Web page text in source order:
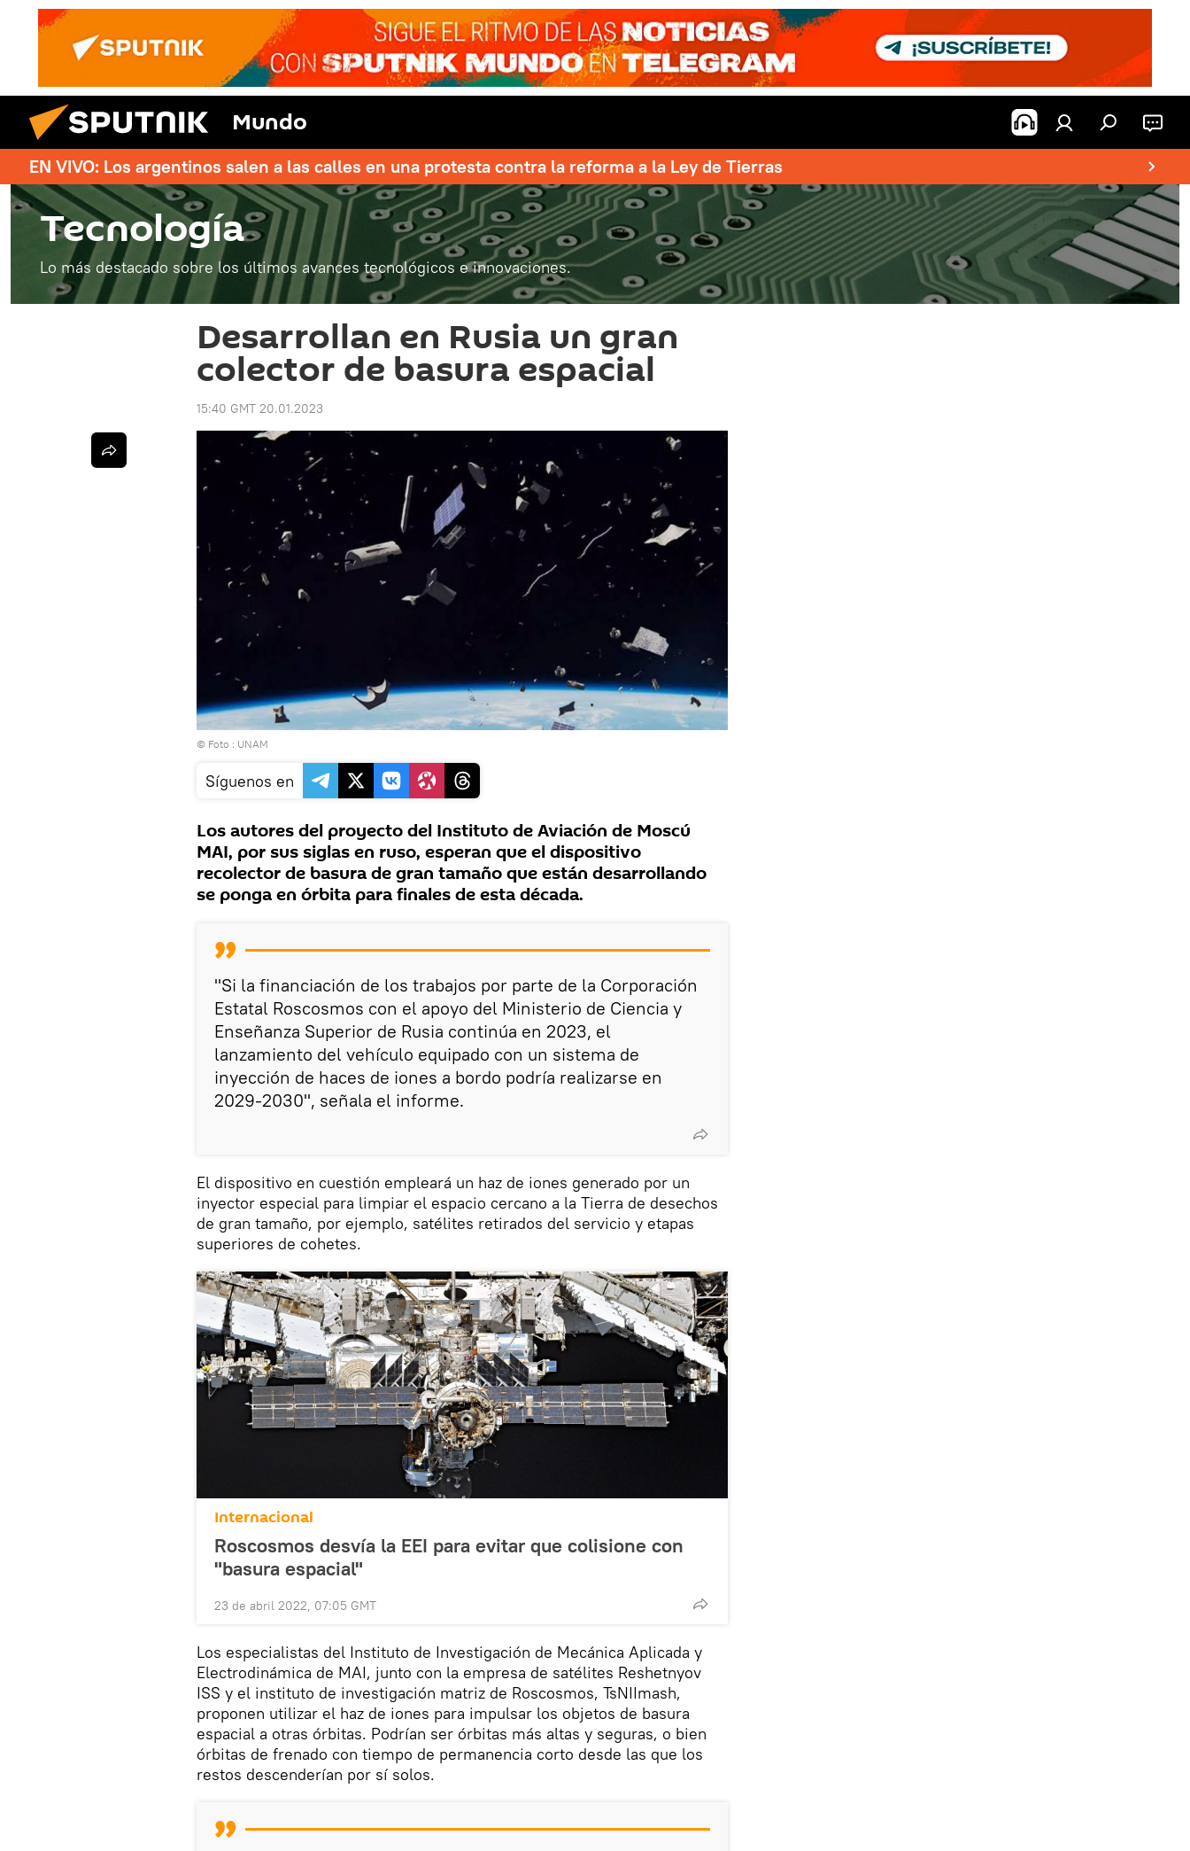
Mundo
EN VIVO: Los argentinos salen a las calles en una protesta contra la reforma a la Ley de Tierras
Tecnología
Lo más destacado sobre los últimos avances tecnológicos e innovaciones.
Desarrollan en Rusia un gran
colector de basura espacial
15:40 GMT 20.01.2023
© Foto : UNAM
Síguenos en
Los autores del proyecto del Instituto de Aviación de Moscú
MAI, por sus siglas en ruso, esperan que el dispositivo
recolector de basura de gran tamaño que están desarrollando
se ponga en órbita para finales de esta década.
"Si la financiación de los trabajos por parte de la Corporación
Estatal Roscosmos con el apoyo del Ministerio de Ciencia y
Enseñanza Superior de Rusia continúa en 2023, el
lanzamiento del vehículo equipado con un sistema de
inyección de haces de iones a bordo podría realizarse en
2029-2030", señala el informe.
El dispositivo en cuestión empleará un haz de iones generado por un
inyector especial para limpiar el espacio cercano a la Tierra de desechos
de gran tamaño, por ejemplo, satélites retirados del servicio y etapas
superiores de cohetes.
Internacional
Roscosmos desvía la EEI para evitar que colisione con
"basura espacial"
23 de abril 2022, 07:05 GMT
Los especialistas del Instituto de Investigación de Mecánica Aplicada y
Electrodinámica de MAI, junto con la empresa de satélites Reshetnyov
ISS y el instituto de investigación matriz de Roscosmos, TsNIImash,
proponen utilizar el haz de iones para impulsar los objetos de basura
espacial a otras órbitas. Podrían ser órbitas más altas y seguras, o bien
órbitas de frenado con tiempo de permanencia corto desde las que los
restos descenderían por sí solos.